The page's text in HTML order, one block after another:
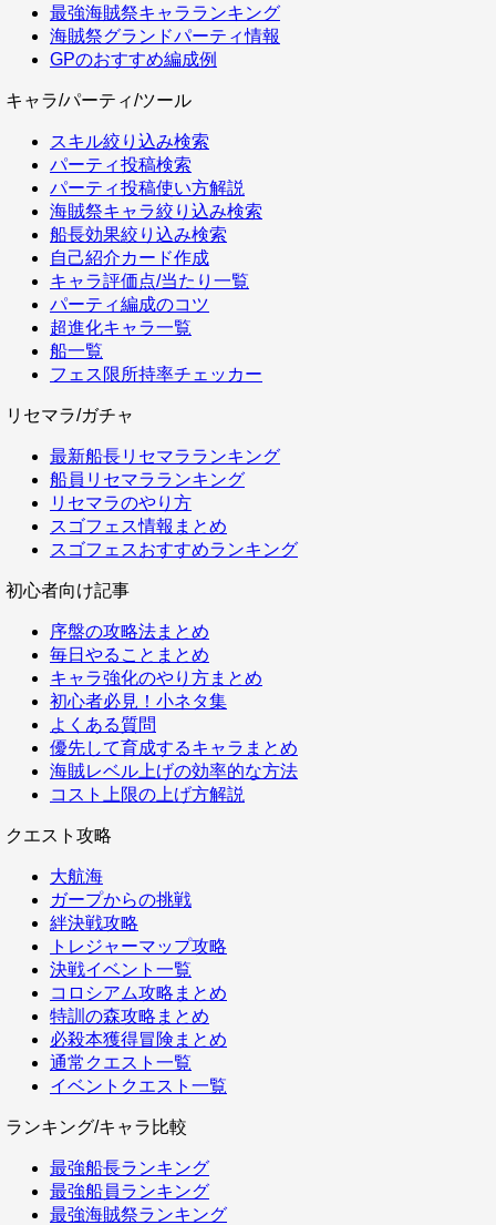
最強海賊祭キャラランキング
海賊祭グランドパーティ情報
GPのおすすめ編成例
キャラ/パーティ/ツール
スキル絞り込み検索
パーティ投稿検索
パーティ投稿使い方解説
海賊祭キャラ絞り込み検索
船長効果絞り込み検索
自己紹介カード作成
キャラ評価点/当たり一覧
パーティ編成のコツ
超進化キャラ一覧
船一覧
フェス限所持率チェッカー
リセマラ/ガチャ
最新船長リセマラランキング
船員リセマラランキング
リセマラのやり方
スゴフェス情報まとめ
スゴフェスおすすめランキング
初心者向け記事
序盤の攻略法まとめ
毎日やることまとめ
キャラ強化のやり方まとめ
初心者必見！小ネタ集
よくある質問
優先して育成するキャラまとめ
海賊レベル上げの効率的な方法
コスト上限の上げ方解説
クエスト攻略
大航海
ガープからの挑戦
絆決戦攻略
トレジャーマップ攻略
決戦イベント一覧
コロシアム攻略まとめ
特訓の森攻略まとめ
必殺本獲得冒険まとめ
通常クエスト一覧
イベントクエスト一覧
ランキング/キャラ比較
最強船長ランキング
最強船員ランキング
最強海賊祭ランキング